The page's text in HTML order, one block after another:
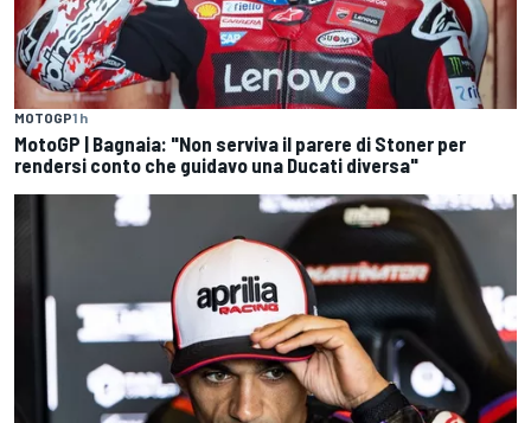
MOTOGP1 h
MotoGP | Bagnaia: "Non serviva il parere di Stoner per
rendersi conto che guidavo una Ducati diversa"